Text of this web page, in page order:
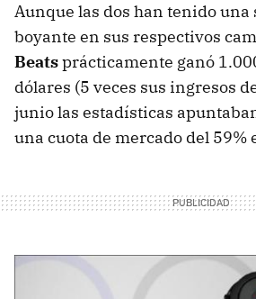
Aunque las dos han tenido una
boyante en sus respectivos
Beatsprácticamente ganó
dólares (5 veces sus ingresos
junio las estadísticas
una cuota de mercado del 59%